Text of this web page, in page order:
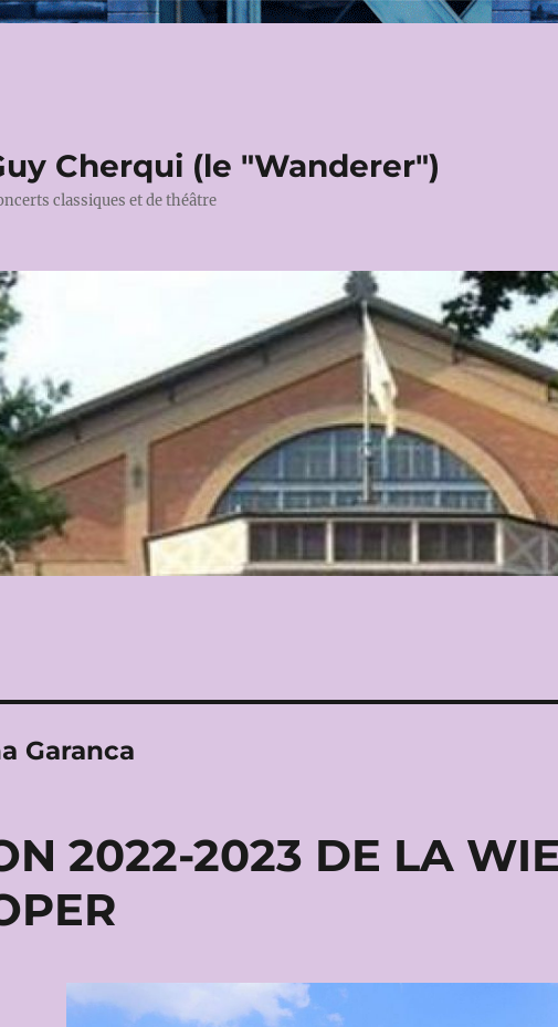
Cherqui (le "Wanderer")
classiques et de théâtre
Garanca
2022-2023 DE LA